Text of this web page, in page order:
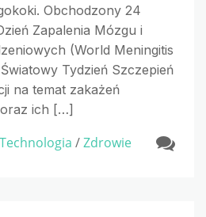
Obchodzony 24
Zapalenia Mózgu i
(World Meningitis
Tydzień Szczepień
na temat zakażeń
ich […]
Technologia /Zdrowie